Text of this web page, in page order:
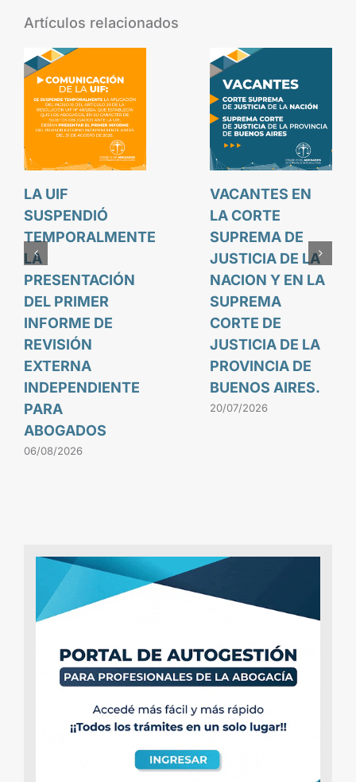
Artículos relacionados
LA UIF
SUSPENDIÓ
TEMPORALMENTE
LA
PRESENTACIÓN
DEL PRIMER
INFORME DE
REVISIÓN
EXTERNA
INDEPENDIENTE
PARA
ABOGADOS
06/08/2026
VACANTES EN
LA CORTE
SUPREMA DE
JUSTICIA DE LA
NACION Y EN LA
SUPREMA
CORTE DE
JUSTICIA DE LA
PROVINCIA DE
BUENOS AIRES.
20/07/2026